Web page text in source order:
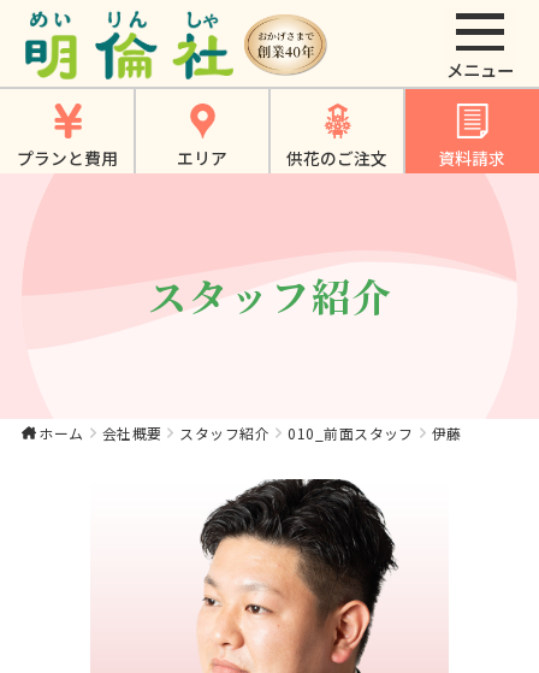
伊藤｜【公式】大東
市・寝屋川市・四條
畷市・門真市でのや
プランと費用 エリア 供花のご注文 資料請求
スタッフ紹介
ホーム 会社概要 スタッフ紹介 010_前面スタッフ 伊藤